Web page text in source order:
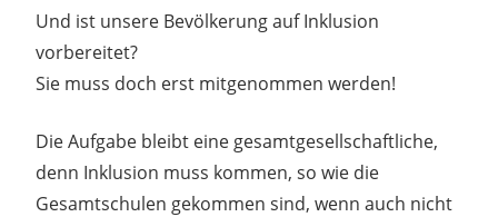
Und ist unsere Bevölkerung auf Inklusion
vorbereitet?
Sie muss doch erst mitgenommen werden!
Die Aufgabe bleibt eine gesamtgesellschaftliche,
denn Inklusion muss kommen, so wie die
Gesamtschulen gekommen sind, wenn auch nicht